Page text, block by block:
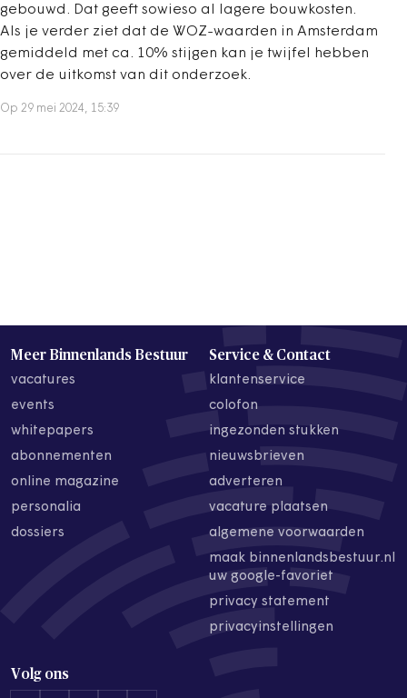
gebouwd. Dat geeft sowieso al lagere bouwkosten.
Als je verder ziet dat de WOZ-waarden in Amsterdam
gemiddeld met ca. 10% stijgen kan je twijfel hebben
over de uitkomst van dit onderzoek.
Op 29 mei 2024, 15:39
Meer Binnenlands Bestuur
vacatures
events
whitepapers
abonnementen
online magazine
personalia
dossiers
Service & Contact
klantenservice
colofon
ingezonden stukken
nieuwsbrieven
adverteren
vacature plaatsen
algemene voorwaarden
maak binnenlandsbestuur.nl
uw google-favoriet
privacy statement
privacyinstellingen
Volg ons